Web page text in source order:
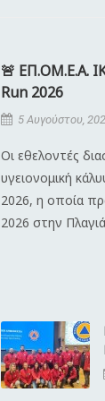
🚨 ΕΠ.ΟΜ.Ε.Α.
Run 2026
5 Αυγούστου,
Οι εθελοντές
υγειονομική
2026, η οποία
2026 στην Πλαγιά